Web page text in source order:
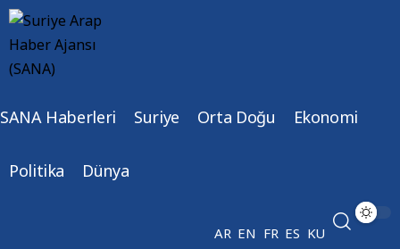
SANA Haberleri Suriye Orta Doğu Ekonomi
Politika Dünya
AR EN FR ES KU